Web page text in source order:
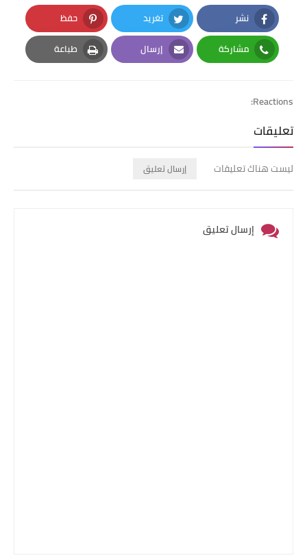
نشر
Facebook
تغريد
Twitter
حفظ
Pinterest
مشاركة
Whatsapp
إرسال
Email
طباعة
Print
Reactions:
تعليقات
ليست هناك تعليقات إرسال تعليق
إرسال تعليق